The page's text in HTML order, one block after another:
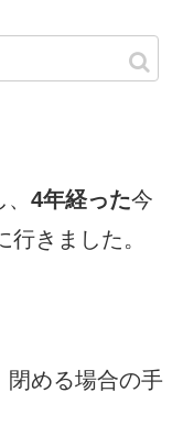
4年経った今
きました。
閉める場合の手